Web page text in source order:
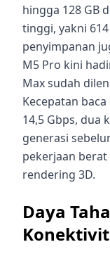
hingga 128 GB
tinggi, yakni
penyimpanan
M5 Pro kini
Max sudah
Kecepatan
14,5 Gbps, dua
generasi
pekerjaan
rendering 3D.
Daya